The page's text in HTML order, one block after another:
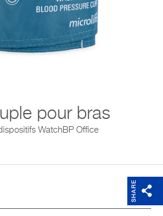
pour bras
WatchBP Office
SHARE